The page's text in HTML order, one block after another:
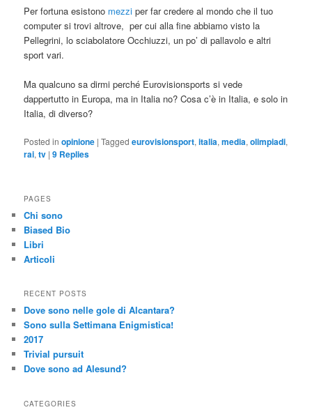
Per fortuna esistono mezzi per far credere al mondo che il tuo
computer si trovi altrove, per cui alla fine abbiamo visto la
Pellegrini, lo sciabolatore Occhiuzzi, un po’ di pallavolo e altri
sport vari.
Ma qualcuno sa dirmi perché Eurovisionsports si vede
dappertutto in Europa, ma in Italia no? Cosa c’è in Italia, e solo in
Italia, di diverso?
Posted in opinione |Tagged eurovisionsport,italia,media,olimpiadi,
rai,tv |9 Replies
PAGES
Chi sono
Biased Bio
Libri
Articoli
RECENT POSTS
Dove sono nelle gole di Alcantara?
Sono sulla Settimana Enigmistica!
2017
Trivial pursuit
Dove sono ad Alesund?
CATEGORIES